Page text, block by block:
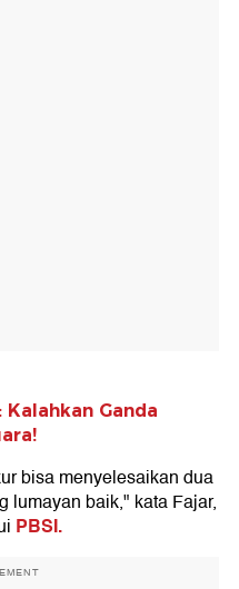
Kalahkan Ganda
bisa menyelesaikan dua
lumayan baik," kata Fajar,
PBSI.